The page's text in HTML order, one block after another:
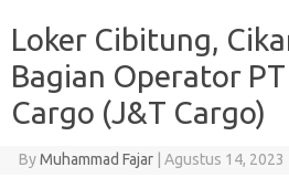
Loker Cibitung,
Bagian Operator
Cargo (J&T Cargo)
ByMuhammad Fajar Agustus 14, 2023